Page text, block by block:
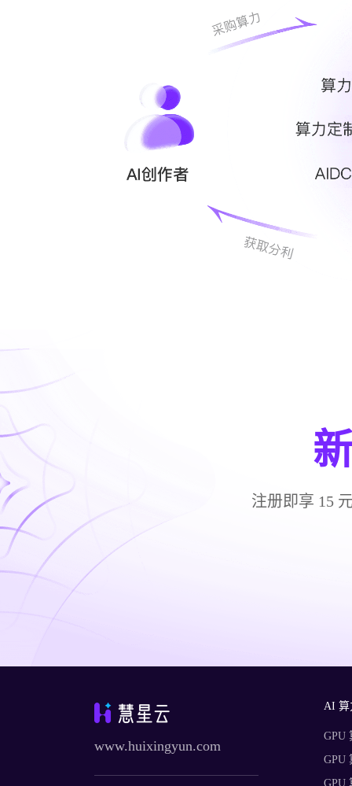
注册即享 15
www.huixingyun.com
AI 算
GPU
GPU
GPU